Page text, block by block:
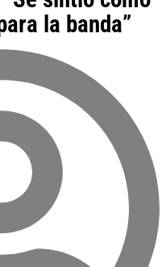
la banda”